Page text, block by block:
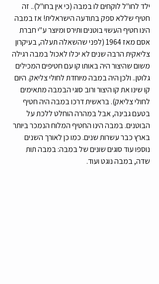
ילד לחו"ל לוקחים לו במבה (כי אין בחו"ל).. זה
חטיף שללא ספק בתודעה הישראלית! אז במבה
הינו חטיף העשוי בוטנים ותירס ומיוצר ע"י חברת
אסם מאז 1964 (לפני שהשאלה תעלה, בעיקרון
צליאקית הרבה שנים לא יכלו לאכול במבה רגילה
משום שהיצור היה באותו קו עם חטיפים המכילים
גלוטן.. ולכן היה במבה מיוחדת לחולי צליאק. היום
קו שינו את קו היצור ורוב סוגי הבמבה מתאימים
לחולי צליאק). בראשית דרכו במבה היה חטיף
בטעם גבינה, אבל במהרה הוחלט ללכת על
הבוטנים. במבה הינו החטיף המלוח הנמכר ביותר
בארץ כבר עשרות שנים. כמו כן לאורך השנים
נוספו עוד סוגים שונים של במבה: במבה תות
שדה, במבה נוגט ועוד.